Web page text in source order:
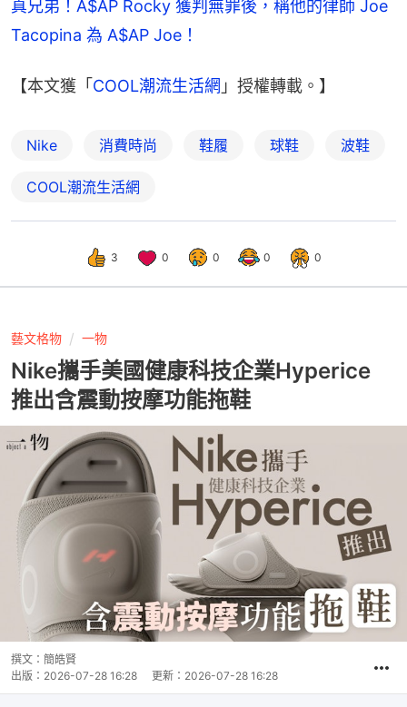
真兄弟！A$AP Rocky 獲判無罪後，稱他的律師 Joe
Tacopina 為 A$AP Joe！
【本文獲「COOL潮流生活網 」授權轉載。】
Nike 消費時尚 鞋履 球鞋 波鞋
COOL潮流生活網
3 0 0 0 0
藝文格物 一物
Nike攜手美國健康科技企業Hyperice
推出含震動按摩功能拖鞋
撰文： 簡皓賢
出版： 2026-07-28 16:28 更新： 2026-07-28 16:28